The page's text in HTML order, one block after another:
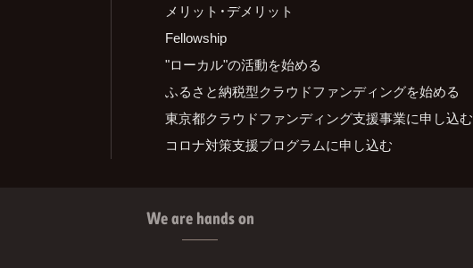
メリット・デメリット
Fellowship
"ローカル"の活動を始める
ふるさと納税型クラウドファンディングを始める
東京都クラウドファンディング支援事業に申し込む
コロナ対策支援プログラムに申し込む
We are hands on